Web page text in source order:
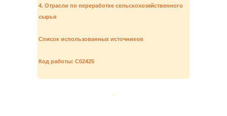
4. Отрасли по переработке сельскохозяйственного
сырья
Список использованных источников
Код работы: C02425